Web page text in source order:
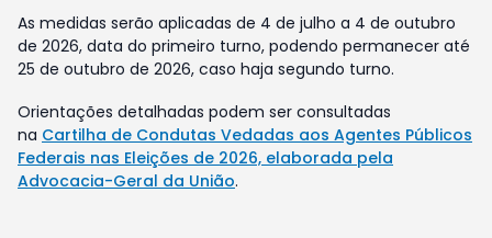
As medidas serão aplicadas de 4 de julho a 4 de outubro
de 2026, data do primeiro turno, podendo permanecer até
25 de outubro de 2026, caso haja segundo turno.
Orientações detalhadas podem ser consultadas
na Cartilha de Condutas Vedadas aos Agentes Públicos
Federais nas Eleições de 2026, elaborada pela
Advocacia-Geral da União.